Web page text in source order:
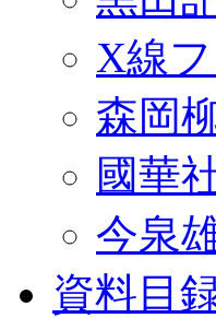
X線
森岡
國華
今泉
資料目